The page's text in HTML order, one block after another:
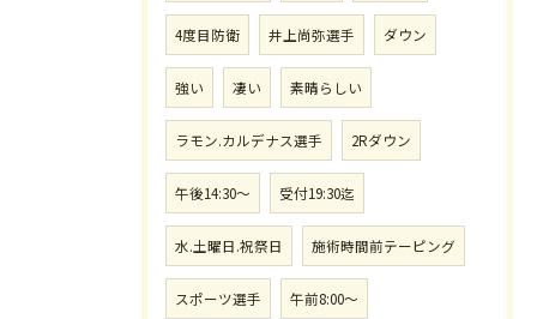
4度目防衛 井上尚弥選手 ダウン
強い 凄い 素晴らしい
ラモン.カルデナス選手 2Rダウン
午後14:30〜 受付19:30迄
水.土曜日.祝祭日 施術時間前テーピング
スポーツ選手 午前8:00〜